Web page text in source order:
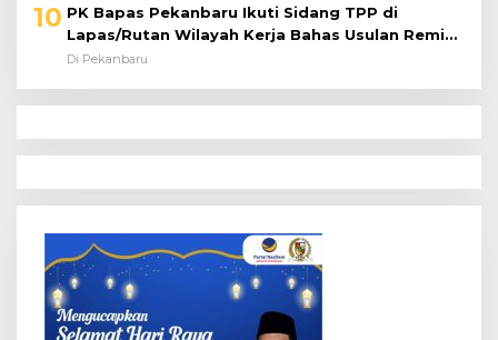
10 PK Bapas Pekanbaru Ikuti Sidang TPP di
Lapas/Rutan Wilayah Kerja Bahas Usulan Remisi
Umum Jelang Hari Kemerdekaan
Di Pekanbaru